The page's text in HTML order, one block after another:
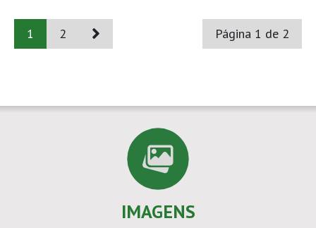
1 2 Página 1 de 2
IMAGENS